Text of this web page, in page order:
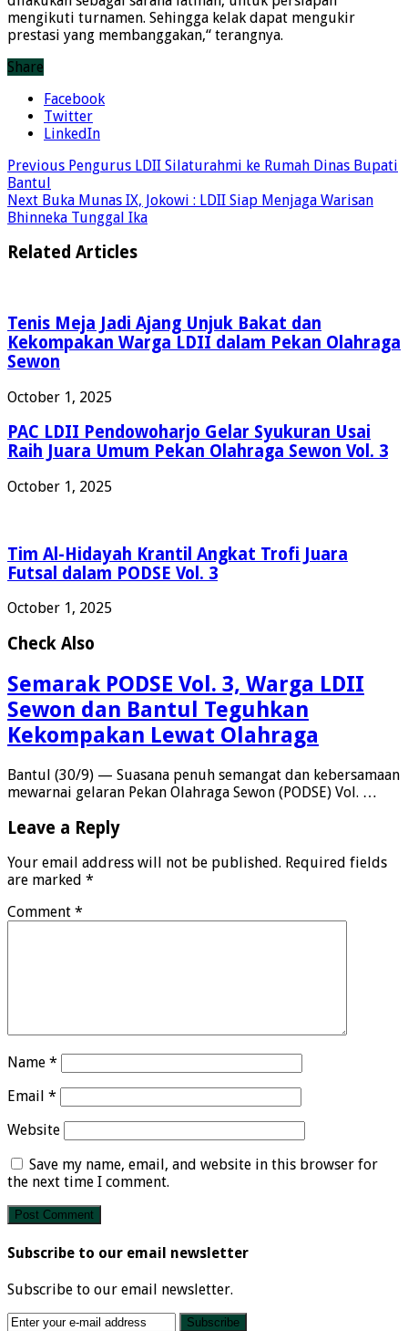
mengikuti turnamen. Sehingga kelak dapat mengukir
prestasi yang membanggakan,“ terangnya.
Share
Facebook
Twitter
LinkedIn
Previous Pengurus LDII Silaturahmi ke Rumah Dinas Bupati
Bantul
Next Buka Munas IX, Jokowi : LDII Siap Menjaga Warisan
Bhinneka Tunggal Ika
Related Articles
Tenis Meja Jadi Ajang Unjuk Bakat dan
Kekompakan Warga LDII dalam Pekan Olahraga
Sewon
October 1, 2025
PAC LDII Pendowoharjo Gelar Syukuran Usai
Raih Juara Umum Pekan Olahraga Sewon Vol. 3
October 1, 2025
Tim Al-Hidayah Krantil Angkat Trofi Juara
Futsal dalam PODSE Vol. 3
October 1, 2025
Check Also
Semarak PODSE Vol. 3, Warga LDII
Sewon dan Bantul Teguhkan
Kekompakan Lewat Olahraga
Bantul (30/9) — Suasana penuh semangat dan kebersamaan
mewarnai gelaran Pekan Olahraga Sewon (PODSE) Vol. …
Leave a Reply
Your email address will not be published. Required fields
are marked *
Comment *
Name *
Email *
Website
Save my name, email, and website in this browser for
the next time I comment.
Subscribe to our email newsletter
Subscribe to our email newsletter.